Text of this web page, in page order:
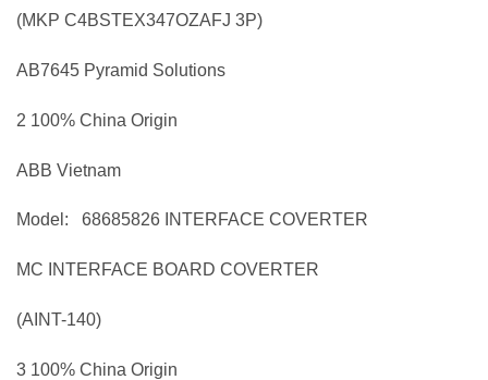
(MKP C4BSTEX347OZAFJ 3P)
AB7645 Pyramid Solutions
2 100% China Origin
ABB Vietnam
Model: 68685826 INTERFACE COVERTER
MC INTERFACE BOARD COVERTER
(AINT-140)
3 100% China Origin